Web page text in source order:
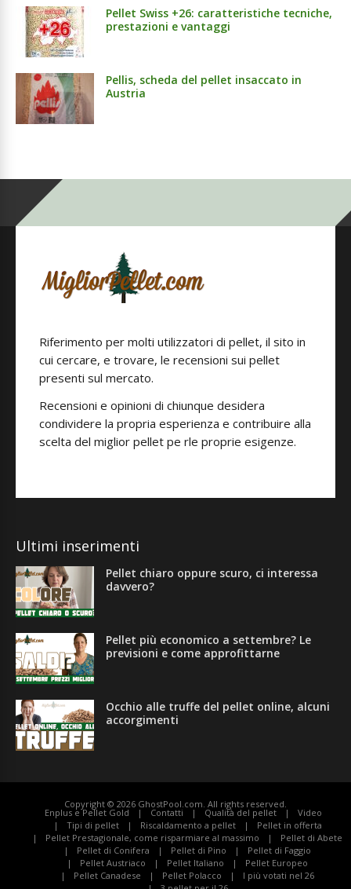
Pellet Swiss +26: caratteristiche tecniche,
prestazioni e vantaggi
Pellis, scheda del pellet insaccato in
Austria
Riferimento per molti utilizzatori di pellet, il sito in
cui cercare, e trovare, le recensioni sui pellet
presenti sul mercato.
Recensioni e opinioni di chiunque desidera
condividere la propria esperienza e contribuire alla
scelta del miglior pellet pe rle proprie esigenze.
Ultimi inserimenti
Pellet chiaro oppure scuro, ci interessa
davvero?
Pellet più economico a settembre? Le
previsioni e come approfittarne
Occhio alle truffe del pellet online, alcuni
accorgimenti
Copyright © 2026 GhostPool.com. All rights reserved.
Enplus e Pellet Gold Contatti Qualità del pellet
Video
Tipi di pellet
Riscaldamento a pellet
Pellet in offerta
Pellet Prestagionale, come risparmiare al massimo
Pellet di Abete
Pellet di Conifera
Pellet di Pino
Pellet di Faggio
Pellet Austriaco
Pellet Italiano
Pellet Europeo
Pellet Canadese
Pellet Polacco
I più votati nel 26